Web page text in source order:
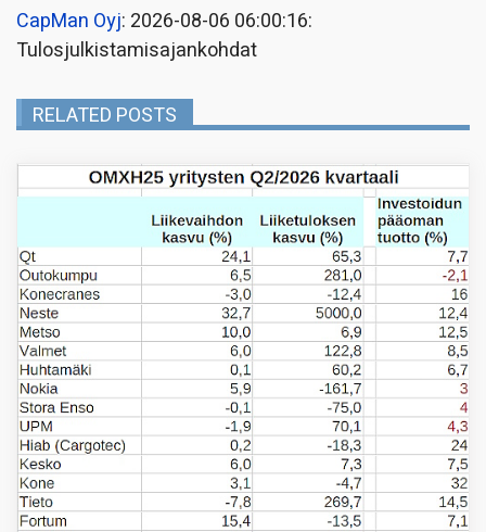
CapMan Oyj: 2026-08-06 06:00:16:
Tulosjulkistamisajankohdat
RELATED POSTS